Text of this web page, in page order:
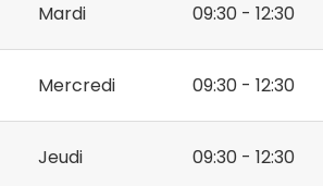
Mardi 09:30 - 12:30
Mercredi 09:30 - 12:30
Jeudi 09:30 - 12:30